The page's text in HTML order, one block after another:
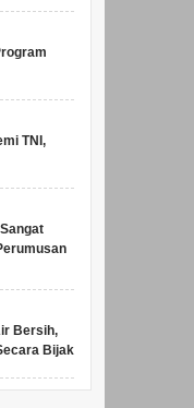
TNI,
Bersih,
Bijak